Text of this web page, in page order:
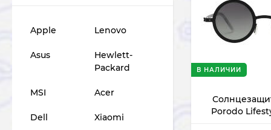
Porodo
В НАЛИЧИИ
Apple Lenovo
Asus
Hewlett-
Packard
MSI Acer
Dell Xiaomi